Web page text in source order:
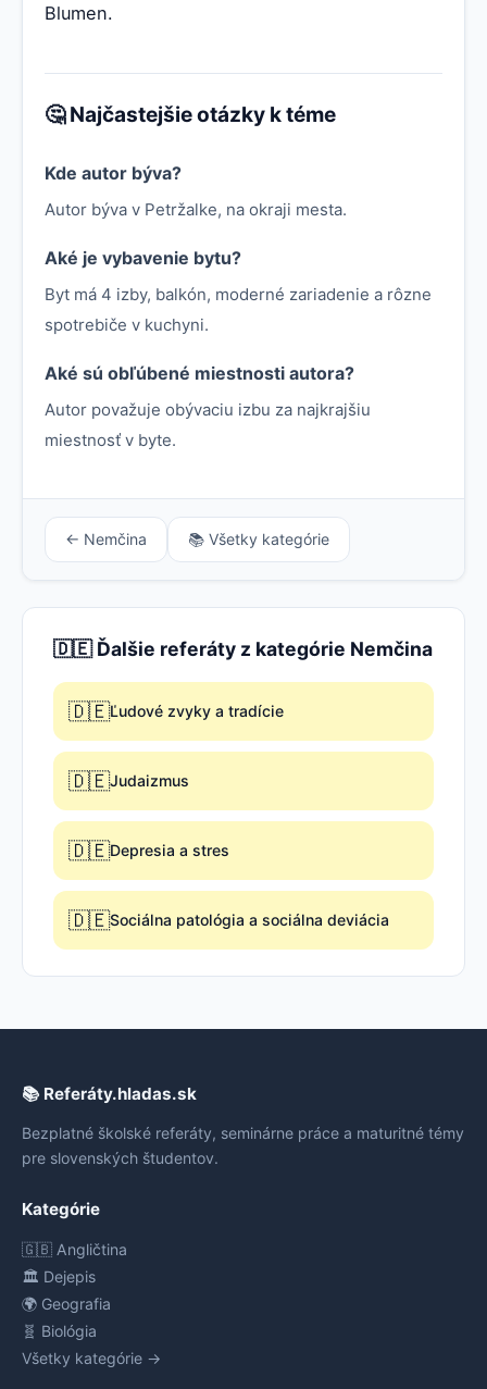
Blumen.
🤔 Najčastejšie otázky k téme
Kde autor býva?
Autor býva v Petržalke, na okraji mesta.
Aké je vybavenie bytu?
Byt má 4 izby, balkón, moderné zariadenie a rôzne
spotrebiče v kuchyni.
Aké sú obľúbené miestnosti autora?
Autor považuje obývaciu izbu za najkrajšiu
miestnosť v byte.
← Nemčina 📚 Všetky kategórie
🇩🇪 Ďalšie referáty z kategórie Nemčina
🇩🇪Ľudové zvyky a tradície
🇩🇪Judaizmus
🇩🇪Depresia a stres
🇩🇪Sociálna patológia a sociálna deviácia
📚 Referáty.hladas.sk
Bezplatné školské referáty, seminárne práce a maturitné témy
pre slovenských študentov.
Kategórie
🇬🇧 Angličtina
🏛️ Dejepis
🌍 Geografia
🧬 Biológia
Všetky kategórie →